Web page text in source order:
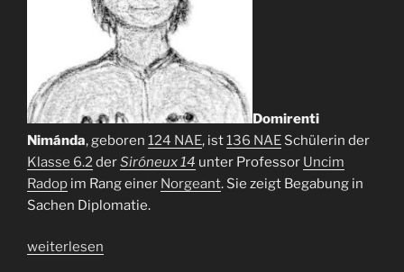
Domirenti
Nimánda, geboren 124 NAE, ist136 NAE Schülerin der
Klasse 6.2 derSiróneux 14 unter Professor Uncim
Radop im Rang einer Norgeant. Sie zeigt Begabung in
Sachen Diplomatie.
„Domirenti
weiterlesen